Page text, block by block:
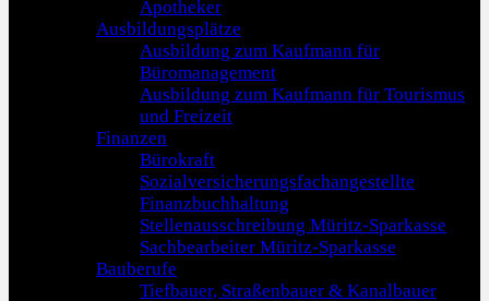
Apotheker
Ausbildungsplätze
Ausbildung zum Kaufmann für
Büromanagement
Ausbildung zum Kaufmann für Tourismus
und Freizeit
Finanzen
Bürokraft
Sozialversicherungsfachangestellte
Finanzbuchhaltung
Stellenausschreibung Müritz-Sparkasse
Sachbearbeiter Müritz-Sparkasse
Bauberufe
Tiefbauer, Straßenbauer & Kanalbauer